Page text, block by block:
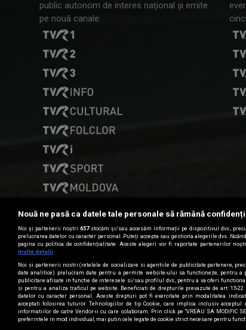
public autonom de interes naţional şi emite
pe nouă canale:
Date de contact
CONTACT TVR
TVR © 2026, Toate drepturile rezervate
Nouă ne pasă ca datele tale personale să rămână
Noi și partenerii noștri 657stocăm și/sau accesăm informații pe dispozitivul dvs.,
prelucrarea datelor cu caracter personal. Puteți accepta sau gestiona alegerile dvs.
pagina cu politica de confidențialitate. Aceste alegeri vor fi raportate partenerilor
multe detalii
Noi si partenerii nostri (retelele de socializare si agentiile de publicitate partenere,
date analitice) prelucram date pentru a permite website-ului sa functioneze, pentru
publicitare afisate in functie de interesele si/sau profilul dvs., pentru a va oferi
si pentru a analiza traficul pe website. Beneficiati de drepturile prevazute de art. 15-
datelor cu caracter personal. Aceste drepturi pot fi exercitate prin modalitatea
acceptati folosirea tuturor Tehnologiilor de tip Cookie, care implica inclusiv acceptul
informatiilor de catre Vendor-ii cu care colaboram. Prin click pe “VREAU SA MODIFIC
preferintele in mod individual, mai putin cele legate de cookie strict necesare pentru